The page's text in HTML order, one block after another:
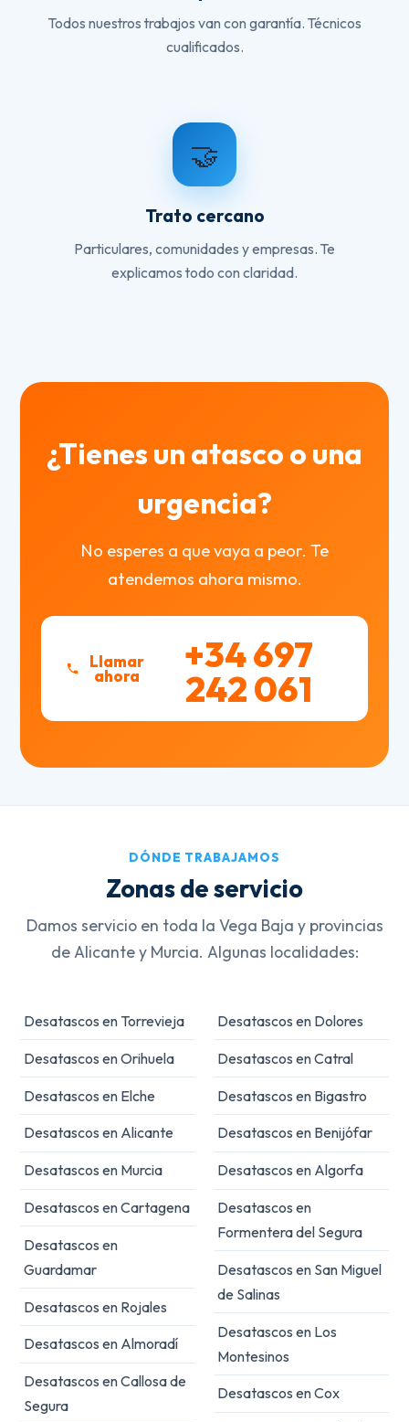
Todos nuestros trabajos van con garantía. Técnicos
cualificados.
🤝
Trato cercano
Particulares, comunidades y empresas. Te
explicamos todo con claridad.
¿Tienes un atasco o una
urgencia?
No esperes a que vaya a peor. Te
atendemos ahora mismo.
Llamar
ahora +34 697
242 061
DÓNDE TRABAJAMOS
Zonas de servicio
Damos servicio en toda la Vega Baja y provincias
de Alicante y Murcia. Algunas localidades:
Desatascos en Torrevieja
Desatascos en Orihuela
Desatascos en Elche
Desatascos en Alicante
Desatascos en Murcia
Desatascos en Cartagena
Desatascos en
Guardamar
Desatascos en Rojales
Desatascos en Almoradí
Desatascos en Callosa de
Segura
Desatascos en Dolores
Desatascos en Catral
Desatascos en Bigastro
Desatascos en Benijófar
Desatascos en Algorfa
Desatascos en
Formentera del Segura
Desatascos en San Miguel
de Salinas
Desatascos en Los
Montesinos
Desatascos en Cox